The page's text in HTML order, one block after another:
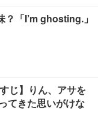
「I’m ghosting.」
じ】りん、アサを
てきた思いがけな